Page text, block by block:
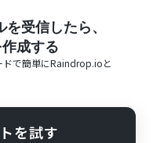
受信したら、
成する
ドで簡単にRaindrop.ioと
を試す